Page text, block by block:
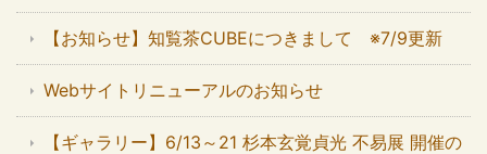
【お知らせ】知覧茶CUBEにつきまして ※7/9更新
Webサイトリニューアルのお知らせ
【ギャラリー】6/13～21 杉本玄覚貞光 不易展 開催の